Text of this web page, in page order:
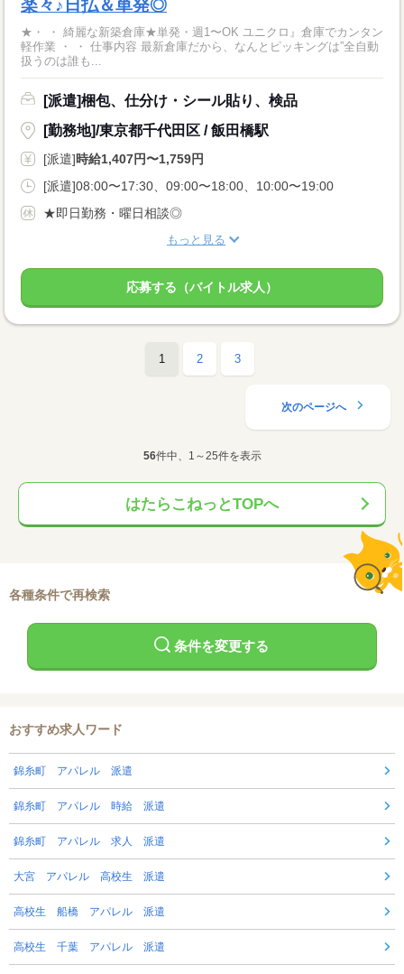
楽々♪日払＆単発◎
★・ ・ 綺麗な新築倉庫★単発・週1〜OK ユニクロ』倉庫でカンタン
軽作業 ・ ・ 仕事内容 最新倉庫だから、なんとピッキングは”全自動
扱うのは誰も...
[派遣]梱包、仕分け・シール貼り、検品
[勤務地]/東京都千代田区 / 飯田橋駅
[派遣]時給1,407円〜1,759円
[派遣]08:00〜17:30、09:00〜18:00、10:00〜19:00
★即日勤務・曜日相談◎
もっと見る
応募する（バイトル求人）
1 2 3
次のページへ
56件中、1～25件を表示
はたらこねっとTOPへ
各種条件で再検索
条件を変更する
おすすめ求人ワード
錦糸町 アパレル 派遣
錦糸町 アパレル 時給 派遣
錦糸町 アパレル 求人 派遣
大宮 アパレル 高校生 派遣
高校生 船橋 アパレル 派遣
高校生 千葉 アパレル 派遣